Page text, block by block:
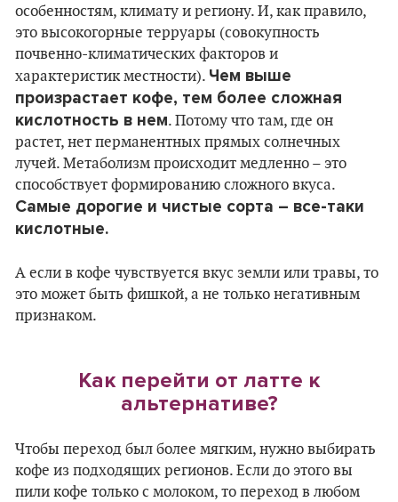
особенностям, климату и региону. И, как правило,
это высокогорные терруары (совокупность
почвенно-климатических факторов и
характеристик местности). Чем выше
произрастает кофе, тем более сложная
кислотность в нем. Потому что там, где он
растет, нет перманентных прямых солнечных
лучей. Метаболизм происходит медленно – это
способствует формированию сложного вкуса.
Самые дорогие и чистые сорта – все-таки
кислотные.
А если в кофе чувствуется вкус земли или травы, то
это может быть фишкой, а не только негативным
признаком.
Как перейти от латте к
альтернативе?
Чтобы переход был более мягким, нужно выбирать
кофе из подходящих регионов. Если до этого вы
пили кофе только с молоком, то переход в любом